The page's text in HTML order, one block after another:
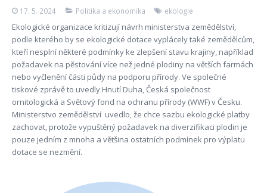
17. 5. 2024 Politika a ekonomika ekologie
Ekologické organizace kritizují návrh ministerstva zemědělství,
podle kterého by se ekologické dotace vyplácely také zemědělcům,
kteří nesplní některé podmínky ke zlepšení stavu krajiny, například
požadavek na pěstování více než jedné plodiny na větších farmách
nebo vyčlenění části půdy na podporu přírody. Ve společné
tiskové zprávě to uvedly Hnutí Duha, Česká společnost
ornitologická a Světový fond na ochranu přírody (WWF) v Česku.
Ministerstvo zemědělství uvedlo, že chce sazbu ekologické platby
zachovat, protože vypuštěný požadavek na diverzifikaci plodin je
pouze jedním z mnoha a většina ostatních podmínek pro výplatu
dotace se nezmění.